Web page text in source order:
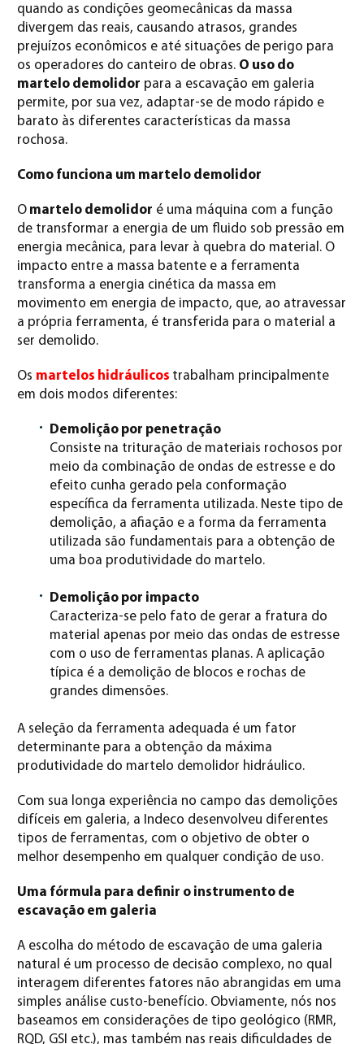
quando as condições geomecânicas da massa
divergem das reais, causando atrasos, grandes
prejuízos econômicos e até situações de perigo para
os operadores do canteiro de obras. O uso do
martelo demolidor para a escavação em galeria
permite, por sua vez, adaptar-se de modo rápido e
barato às diferentes características da massa
rochosa.
Como funciona um martelo demolidor
O martelo demolidor é uma máquina com a função
de transformar a energia de um fluido sob pressão em
energia mecânica, para levar à quebra do material. O
impacto entre a massa batente e a ferramenta
transforma a energia cinética da massa em
movimento em energia de impacto, que, ao atravessar
a própria ferramenta, é transferida para o material a
ser demolido.
Os martelos hidráulicos trabalham principalmente
em dois modos diferentes:
Demolição por penetração
Consiste na trituração de materiais rochosos por
meio da combinação de ondas de estresse e do
efeito cunha gerado pela conformação
específica da ferramenta utilizada. Neste tipo de
demolição, a afiação e a forma da ferramenta
utilizada são fundamentais para a obtenção de
uma boa produtividade do martelo.
Demolição por impacto
Caracteriza-se pelo fato de gerar a fratura do
material apenas por meio das ondas de estresse
com o uso de ferramentas planas. A aplicação
típica é a demolição de blocos e rochas de
grandes dimensões.
A seleção da ferramenta adequada é um fator
determinante para a obtenção da máxima
produtividade do martelo demolidor hidráulico.
Com sua longa experiência no campo das demolições
difíceis em galeria, a Indeco desenvolveu diferentes
tipos de ferramentas, com o objetivo de obter o
melhor desempenho em qualquer condição de uso.
Uma fórmula para definir o instrumento de
escavação em galeria
A escolha do método de escavação de uma galeria
natural é um processo de decisão complexo, no qual
interagem diferentes fatores não abrangidas em uma
simples análise custo-benefício. Obviamente, nós nos
baseamos em considerações de tipo geológico (RMR,
RQD, GSI etc.), mas também nas reais dificuldades de